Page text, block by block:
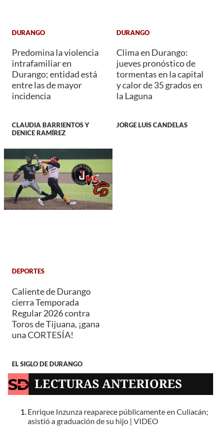
DURANGO
Predomina la violencia
intrafamiliar en
Durango; entidad está
entre las de mayor
incidencia
CLAUDIA BARRIENTOS Y
DENICE RAMÍREZ
DURANGO
Clima en Durango:
jueves pronóstico de
tormentas en la capital
y calor de 35 grados en
la Laguna
JORGE LUIS CANDELAS
DEPORTES
Caliente de Durango
cierra Temporada
Regular 2026 contra
Toros de Tijuana, ¡gana
una CORTESÍA!
EL SIGLO DE DURANGO
LECTURAS ANTERIORES
Enrique Inzunza reaparece públicamente en Culiacán;
asistió a graduación de su hijo | VIDEO